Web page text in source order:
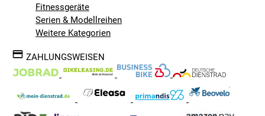
Fitnessgeräte
Serien & Modellreihen
Weitere Kategorien
ZAHLUNGSWEISEN